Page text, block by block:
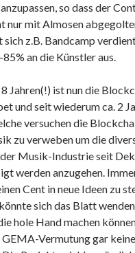
so dass der
nur mit Almosen
sich z.B. Bandcamp
an die Künstler aus.
Jahren(!) ist nun die
und seit wiederum ca. 2
versuchen die
zu verweben um die
Musik-Industrie seit
werden anzugehen.
Cent in neue Ideen zu
sich das Blatt
hole Hand machen
Vermutung gar